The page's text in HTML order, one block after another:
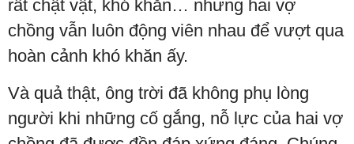
rất chật vật, khó khăn… nhưng hai vợ
chồng vẫn luôn động viên nhau để vượt qua
hoàn cảnh khó khăn ấy.
Và quả thật, ông trời đã không phụ lòng
người khi những cố gắng, nỗ lực của hai vợ